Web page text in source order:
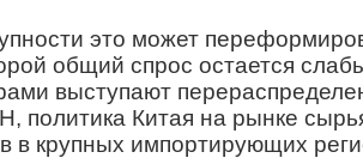
это может
общий спрос остается
выступают
политика Китая на рынке
в крупных импортирующих